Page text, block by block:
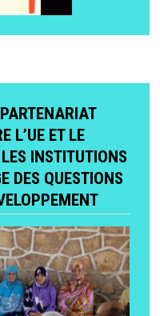
L’UE ET LE
INSTITUTIONS
DES QUESTIONS